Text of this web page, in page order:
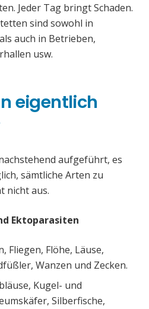
Jeder Tag bringt Schaden.
sind sowohl in
auch in Betrieben,
usw.
eigentlich
aufgeführt, es
sämtliche Arten zu
nicht aus.
Ektoparasiten
Fliegen, Flöhe, Läuse,
Wanzen und Zecken.
Kugel- und
Silberfische,